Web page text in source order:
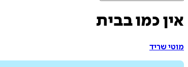
אין כמו בבית
מוטי שריד